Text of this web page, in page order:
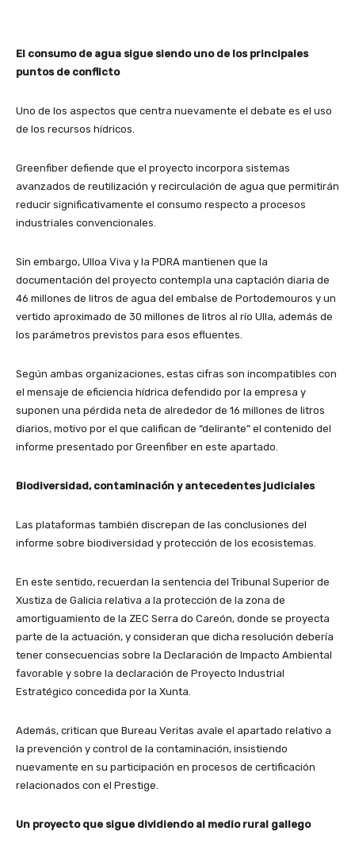
El consumo de agua sigue siendo uno de los principales
puntos de conflicto
Uno de los aspectos que centra nuevamente el debate es el uso
de los recursos hídricos.
Greenfiber defiende que el proyecto incorpora sistemas
avanzados de reutilización y recirculación de agua que permitirán
reducir significativamente el consumo respecto a procesos
industriales convencionales.
Sin embargo, Ulloa Viva y la PDRA mantienen que la
documentación del proyecto contempla una captación diaria de
46 millones de litros de agua del embalse de Portodemouros y un
vertido aproximado de 30 millones de litros al río Ulla, además de
los parámetros previstos para esos efluentes.
Según ambas organizaciones, estas cifras son incompatibles con
el mensaje de eficiencia hídrica defendido por la empresa y
suponen una pérdida neta de alrededor de 16 millones de litros
diarios, motivo por el que califican de “delirante” el contenido del
informe presentado por Greenfiber en este apartado.
Biodiversidad, contaminación y antecedentes judiciales
Las plataformas también discrepan de las conclusiones del
informe sobre biodiversidad y protección de los ecosistemas.
En este sentido, recuerdan la sentencia del Tribunal Superior de
Xustiza de Galicia relativa a la protección de la zona de
amortiguamiento de la ZEC Serra do Careón, donde se proyecta
parte de la actuación, y consideran que dicha resolución debería
tener consecuencias sobre la Declaración de Impacto Ambiental
favorable y sobre la declaración de Proyecto Industrial
Estratégico concedida por la Xunta.
Además, critican que Bureau Veritas avale el apartado relativo a
la prevención y control de la contaminación, insistiendo
nuevamente en su participación en procesos de certificación
relacionados con el Prestige.
Un proyecto que sigue dividiendo al medio rural gallego